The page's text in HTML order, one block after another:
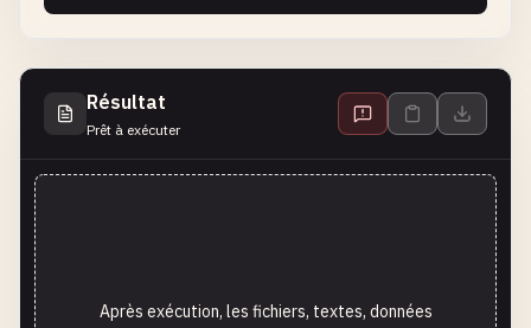
Résultat
Prêt à exécuter
Après exécution, les fichiers, textes, données